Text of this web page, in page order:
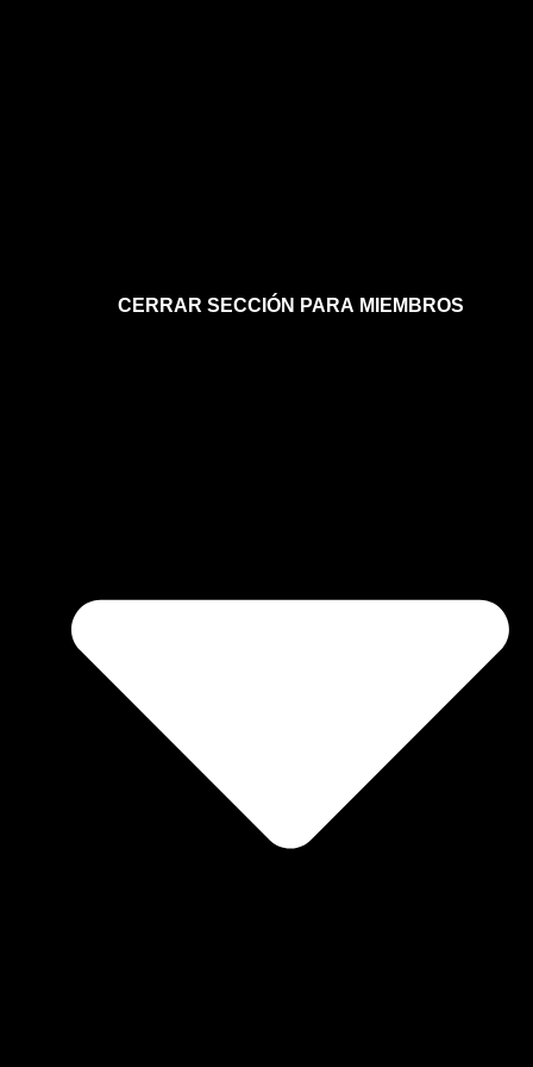
CERRAR SECCIÓN PARA MIEMBROS